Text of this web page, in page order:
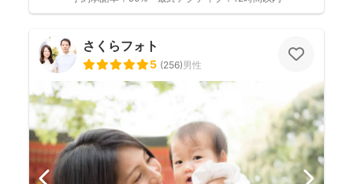
さくらフォト
5 (256)男性